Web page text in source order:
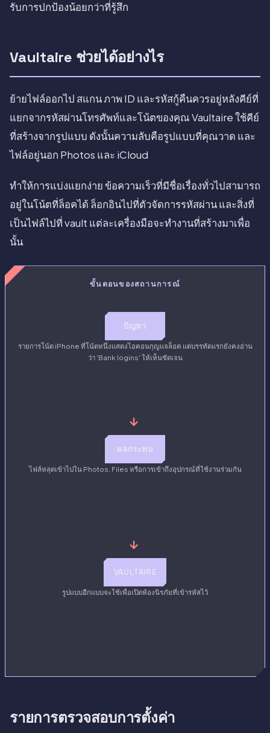
รับการปกป้องน้อยกว่าที่รู้สึก
Vaultaire ช่วยได้อย่างไร
ย้ายไฟล์ออกไป สแกน ภาพ ID และรหัสกู้คืนควรอยู่หลังคีย์ที่
แยกจากรหัสผ่านโทรศัพท์และโน้ตของคุณ Vaultaire ใช้คีย์
ที่สร้างจากรูปแบบ ดังนั้นความลับคือรูปแบบที่คุณวาด และ
ไฟล์อยู่นอก Photos และ iCloud
ทำให้การแบ่งแยกง่าย ข้อความเร็วที่มีชื่อเรื่องทั่วไปสามารถ
อยู่ในโน้ตที่ล็อคได้ ล็อกอินไปที่ตัวจัดการรหัสผ่าน และสิ่งที่
เป็นไฟล์ไปที่ vault แต่ละเครื่องมือจะทำงานที่สร้างมาเพื่อ
นั้น
ขั้นตอนของสถานการณ์
ปัญหา
รายการโน้ต iPhone ที่โน้ตหนึ่งแสดงไอคอนกุญแจล็อค แต่บรรทัดแรกยังคงอ่าน
ว่า 'Bank logins' ให้เห็นชัดเจน
→
ผลกระทบ
ไฟล์หลุดเข้าไปใน Photos, Files หรือการเข้าถึงอุปกรณ์ที่ใช้งานร่วมกัน
→
VAULTAIRE
รูปแบบอีกแบบจะใช้เพื่อเปิดห้องนิรภัยที่เข้ารหัสไว้
รายการตรวจสอบการตั้งค่า